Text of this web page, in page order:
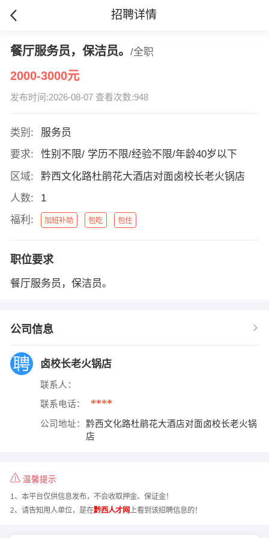
招聘详情
餐厅服务员，保洁员。 /全职
2000-3000元
发布时间:2026-08-07 查看次数:948
类别:
服务员
要求:
性别不限/ 学历不限/经验不限/年龄40岁以下
区域:
黔西文化路杜鹃花大酒店对面卤校长老火锅店
人数:
1
福利:
加班补助 包吃 包住
职位要求
餐厅服务员，保洁员。
公司信息
卤校长老火锅店
联系人：
联系电话： ****
公司地址：
黔西文化路杜鹃花大酒店对面卤校长老火锅
店
温馨提示
1、本平台仅供信息发布，不会收取押金、保证金！
2、请告知用人单位，是在黔西人才网 上看到该招聘信息的！